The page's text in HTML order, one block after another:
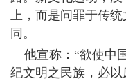
上，而是问罪于传
同。
他宣称：“欲使中
纪文明之民族，必以